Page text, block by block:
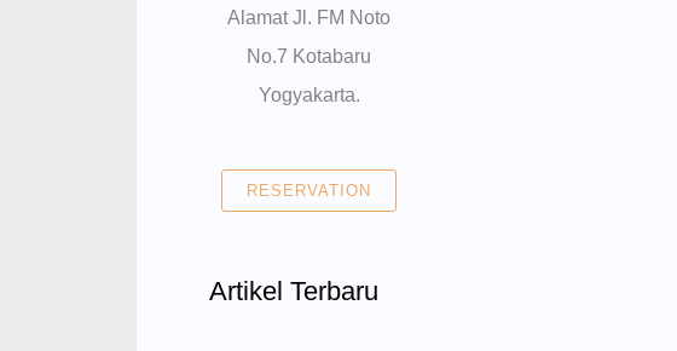
Alamat Jl. FM Noto
No.7 Kotabaru
Yogyakarta.
RESERVATION
Artikel Terbaru